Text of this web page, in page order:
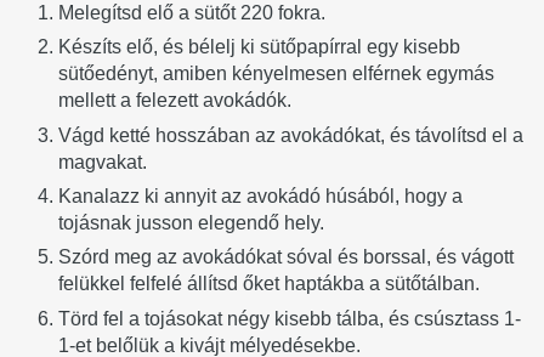
Melegítsd elő a sütőt 220 fokra.
Készíts elő, és bélelj ki sütőpapírral egy kisebb
sütőedényt, amiben kényelmesen elférnek egymás
mellett a felezett avokádók.
Vágd ketté hosszában az avokádókat, és távolítsd el a
magvakat.
Kanalazz ki annyit az avokádó húsából, hogy a
tojásnak jusson elegendő hely.
Szórd meg az avokádókat sóval és borssal, és vágott
felükkel felfelé állítsd őket haptákba a sütőtálban.
Törd fel a tojásokat négy kisebb tálba, és csúsztass 1-
1-et belőlük a kivájt mélyedésekbe.